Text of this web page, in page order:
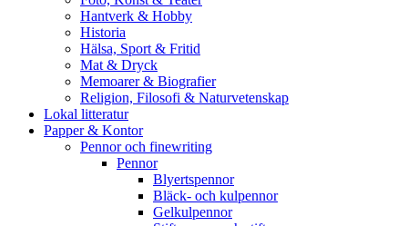
Hantverk & Hobby
Historia
Hälsa, Sport & Fritid
Mat & Dryck
Memoarer & Biografier
Religion, Filosofi & Naturvetenskap
Lokal litteratur
Papper & Kontor
Pennor och finewriting
Pennor
Blyertspennor
Bläck- och kulpennor
Gelkulpennor